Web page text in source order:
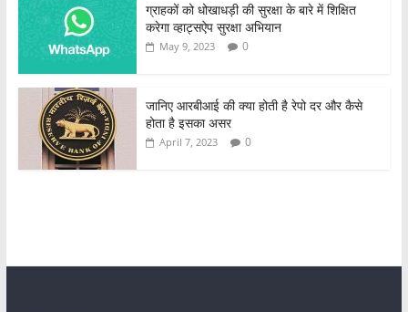
ग्राहकों को धोखाधड़ी की सुरक्षा के बारे में शिक्षित
करेगा व्हाट्सऐप सुरक्षा अभियान
May 9, 2023 0
जानिए आरबीआई की क्या होती है रेपो दर और कैसे
होता है इसका असर
April 7, 2023 0